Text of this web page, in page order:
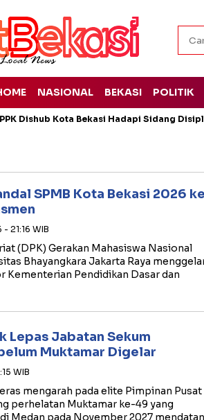
NASIONAL BEKASI POLITIK
Dishub Kota Bekasi Hadapi Sidang
SPMB Kota Bekasi 2026 ke
21:16 WIB
(DPK) Gerakan Mahasiswa Nasional
Bhayangkara Jakarta Raya
Kementerian Pendidikan Dasar dan
Lepas Jabatan Sekum
Muktamar Digelar
WIB
mengarah pada elite Pimpinan Pusat
perhelatan Muktamar ke-49 yang
Medan pada November 2027